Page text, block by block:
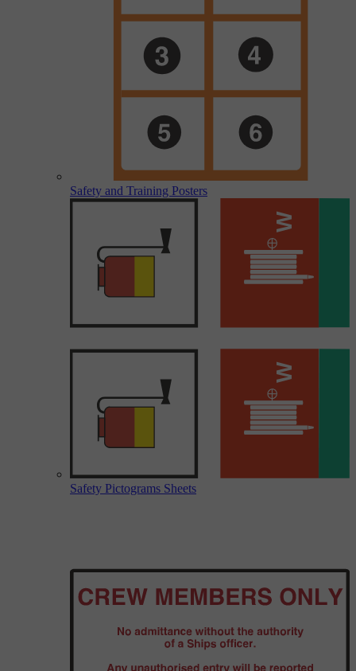
Safety and Training Posters
Safety Pictograms Sheets